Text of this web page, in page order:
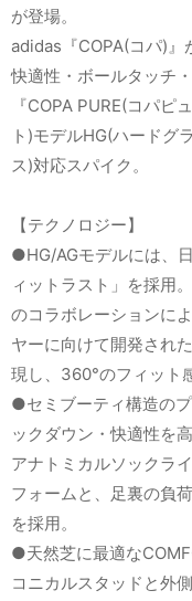
が登場。
adidas『COPA(コパ)』
快適性・ボールタッチ
『COPA PURE(コパピ
ト)モデルHG(ハードグ
ス)対応スパイク。
【テクノロジー】
●HG/AGモデルには、
ィットラスト」を採用
のコラボレーションに
ヤーに向けて開発され
現し、360°のフィット
●セミブーティ構造の
ックダウン・快適性を
アナトミカルソックラ
フォームと、足裏の負
を採用。
●天然芝に最適な
コニカルスタッドと外